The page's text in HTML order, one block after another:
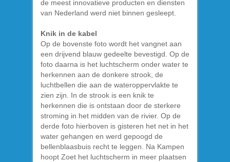
de meest innovatieve producten en diensten
van Nederland werd niet binnen gesleept.
Knik in de kabel
Op de bovenste foto wordt het vangnet aan
een drijvend blauw gedeelte bevestigd. Op de
foto daarna is het luchtscherm onder water te
herkennen aan de donkere strook, de
luchtbellen die aan de wateroppervlakte te
zien zijn. In de strook is een knik te
herkennen die is ontstaan door de sterkere
stroming in het midden van de rivier. Op de
derde foto hierboven is gisteren het net in het
water gehangen en werd gepoogd de
bellenblaasbuis recht te leggen. Na Kampen
hoopt Zoet het luchtscherm in meer plaatsen